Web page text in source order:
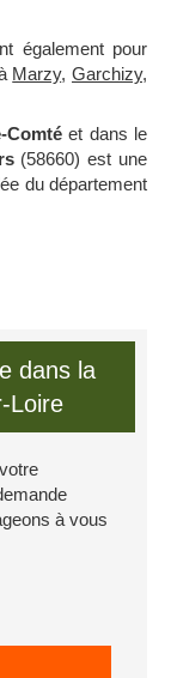
également pour
Marzy, Garchizy,
Comté et dans le
(58660) est une
du département
dans la
Loire
à vous